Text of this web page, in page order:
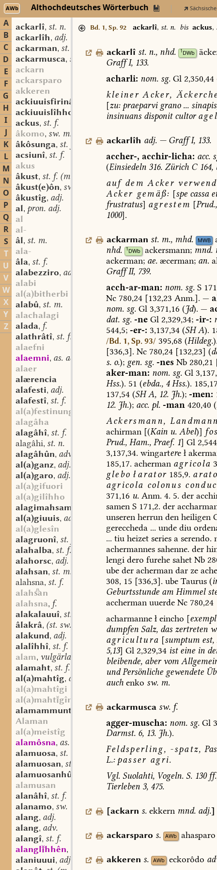
AWb Althochdeutsches Wörterbuch
A
B
C
D
E
F
G
H
I
J
K
L
M
N
O
P
Q
R
S
T
U
V
W
X
Y
Z
ackarlî, st. n.
ackarlîh, adj.
ackarman, st. m.
ackarmusca, sw. f.
ackarn
ackarsparo
akkeren
ackiuuisfirinâri
ackiuuislîhho
ackus, st. f.
âkomo, sw. m.
âkôsunga, st. f.
acsiunî, st. f.
akus
âkust, st. f. (m.)
âkust(e)ôn, sw. v.
âkustîg, adj.
al, pron. adj.
al
al-
âl, st. m.
ala-
âla, st. f.
alabezziro, adj. comp.
alabi
al(a)bitherbi
alabû, st. m.
alachalagi
alada, f.
alathrâtî, st. f.
alaefni
alaemni, as. adj.
alaer
alærencia
alafesti, adj.
alafestî, st. f.
al(a)festinunga
alagâha
alagâhî, st. f.
alagâhi, st. n.
alagâhûn, adv.
al(a)ganz, adj.
al(a)garo, adj.
al(a)gifuori
al(a)gilîhho
alagimahsamo
al(a)giuuis, adj.
al(a)glesîn
alagruonî, st. f.
alahalba, st. f.
alahorsc, adj.
alahsan, st. m.
alahsna, st. f.
alahn
alahsna, f.
alakalauuî, st. f.
âlakrâ, (st. sw.) f.
alakund, adj.
alalîhhî, st. f.
alam, vulgärlat.?
alamaht, st. f.
al(a)mahtîg, adj.
al(a)mahtîgi
al(a)mahtgîn
alamammunto
adv.
Alaman
al(a)meistîg
alamôsna, as. f.
alamuosa, st. sw. f.
alamuosan, st. n.
alamuosanhûs
alamusan
alanâhî, st. f.
alanamo, sw. m.
alang, adj.
alang, adv.
alangî, st. f.
alanglhhên,
alaniuuui, adj.
Bd. 1, Sp. 92 ackarlî, st. n. bis ackus,
ackarlî st. n., nhd. 1DWb
GraffI,133.
acharli: nom.sg.Gl2,350,44
kleiner Acker,
[zu: praeparvigrano...
insinuansdisponit cultor
ackarlîh adj. —GraffI, 133.
accher-, acchir-licha: acc.
(Einsiedeln 316.ZürichC164,
aufdem Acker
Acker gemäß: [specassa
frustratus] agrestem [Prud.,
1000].
ackarman st. m., mhd. MWB
nhd.
1DWb ackersmann; mnd.
ackerman; ae.æcerman; an.
GraffII,739.
acch-ar-man: nom.sg.S
Nc 780,24[132,23 Anm.]. —
nom.sg.Gl3,371,16 (Jd). —
dat.sg. -neGl2,329,34; -ir-:
544,5; -er-: 3,137,34(SHA).
/Bd. 1, Sp. 93/ 395,68 (Hildeg.
[336,3]. Nc780,24[132,23] (
s.o.); gen.sg. -nesNb280,21
aker-man: nom.sg.Gl
Hss.). 51 (ebda.,4Hss.).
137,54(SHA, 12.Jh.); -men:
12.Jh.); acc.pl. -man 420,40 (
Ackersmann,
achirman [(Kainu.Abel)]
Prud.,Ham.,Praef. 1] Gl
3,137,34. wingartereł
185,17. acherman agricola
glebo ł arator 185,9.
agricola colonus
371,16 u.Anm. 4. 5. der
samenS171,2. der
unserenherrundenheiligen
gereccheda... undediu
... tiu heizetseriesaserendo.
achermannessahenne. der
lengidero furehesahetNb
ubederachermandarze
308, 15 [336,3]. ubeTaurus(
Geburtsstundeam Himmel
acchermanuuerdeNc780,24
acharmannełeincho [
dumpfenSalz, daszertreten
agricultura [sumptum est,
5,13] Gl2,329,34 isteinein
bleibende,abervom
und Persönlichegewendete
auchenko sw.m.
ackarmusca sw. f.
agger-muscha: nom.sg.Gl
Darmst.6, 13.Jh.).
Feldsperling, -spatz,
L.: passer agri.
Vgl.Suolahti,Vogeln.S.130
Tierleben3, 475.
[ackarn s. ekkern mnd. adj.]
ackarsparo s. AWb ahasparo
akkeren s. AWb eckorôdo